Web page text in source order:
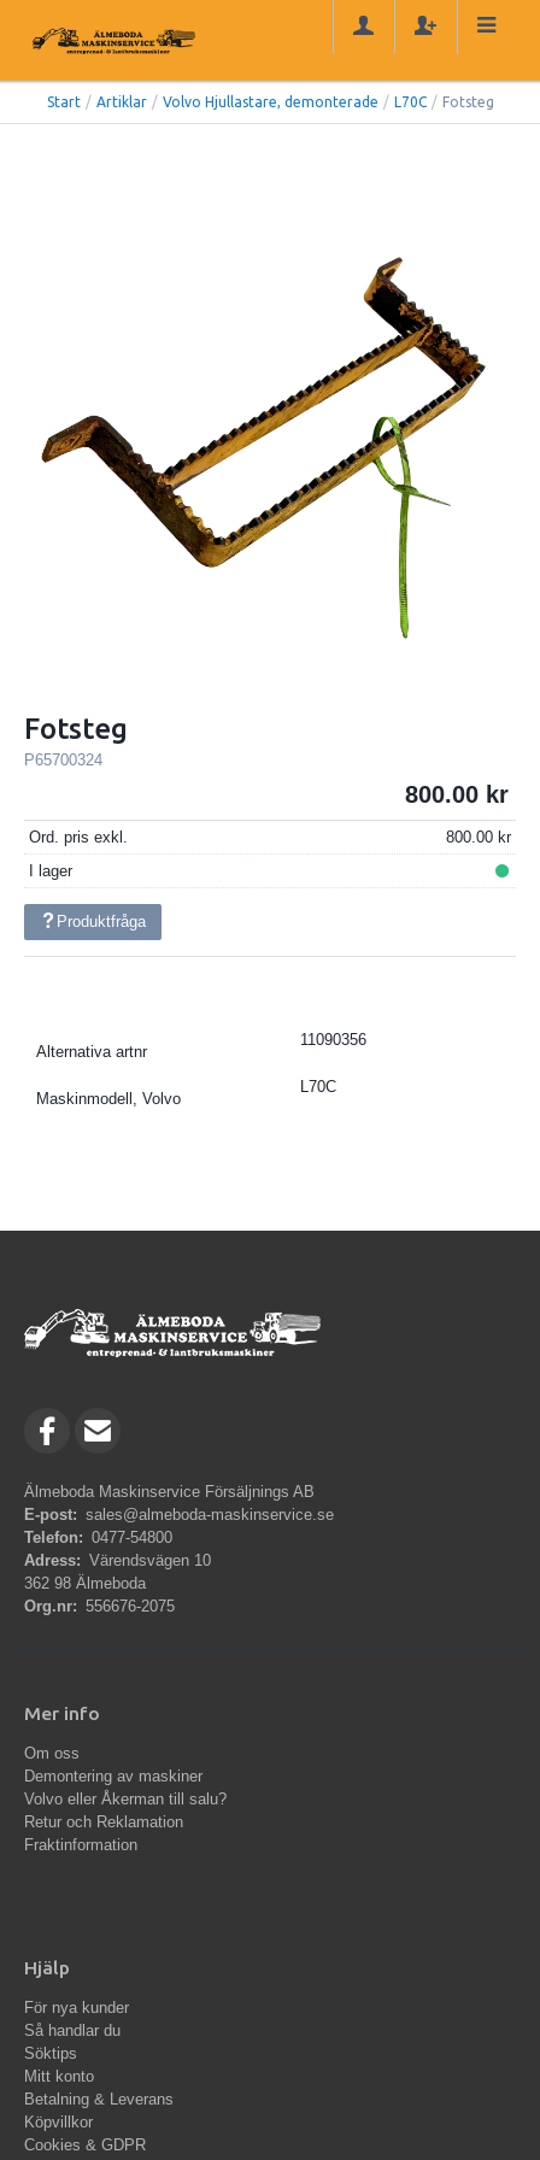
Start / Artiklar / Volvo Hjullastare, demonterade / L70C / Fotsteg
Fotsteg
P65700324
800.00
Ord. pris exkl.
800.00
I lager
Produktfråga
Alternativa artnr
11090356
Maskinmodell, Volvo
L70C
Älmeboda Maskinservice Försäljnings AB
E-post: sales@almeboda-maskinservice.se
Telefon: 0477-54800
Adress: Värendsvägen 10
362 98 Älmeboda
Org.nr: 556676-2075
Mer info
Om oss
Demontering av maskiner
Volvo eller Åkerman till salu?
Retur och Reklamation
Fraktinformation
Hjälp
För nya kunder
Så handlar du
Söktips
Mitt konto
Betalning & Leverans
Köpvillkor
Cookies & GDPR